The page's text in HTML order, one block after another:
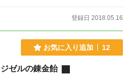
登録日 2018.05.16
お気に入り追加 12
ゼルの錬金飴